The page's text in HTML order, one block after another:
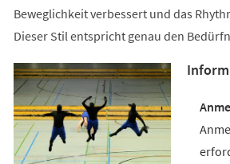
Beweglichkeit verbessert und das
Dieser Stil entspricht genau den